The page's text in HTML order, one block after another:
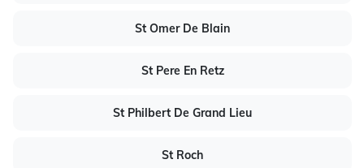
St Omer De Blain
St Pere En Retz
St Philbert De Grand Lieu
St Roch